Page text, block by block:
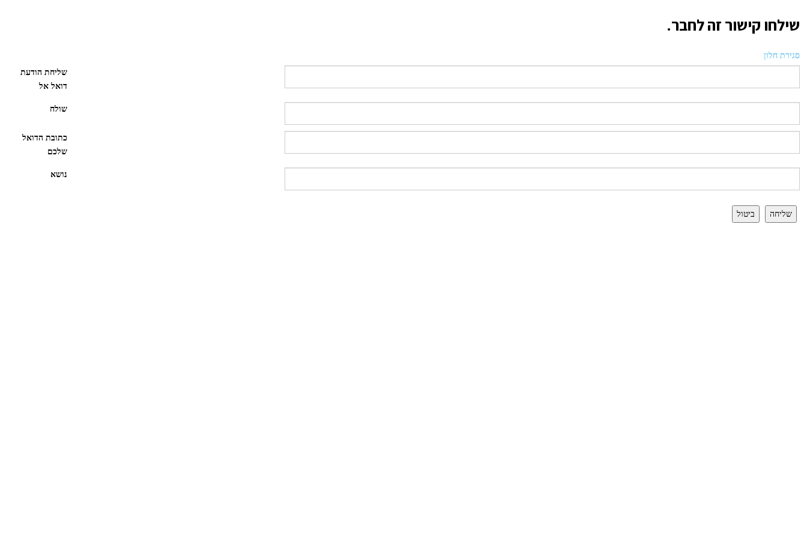
שילחו קישור זה לחבר.
סגירת חלון
שליחת הודעת
דואל אל
שולח
כתובת הדואל
שלכם
נושא
שליחה ביטול